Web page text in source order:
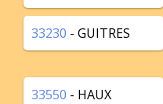
33230 - GUITRES
33550 - HAUX